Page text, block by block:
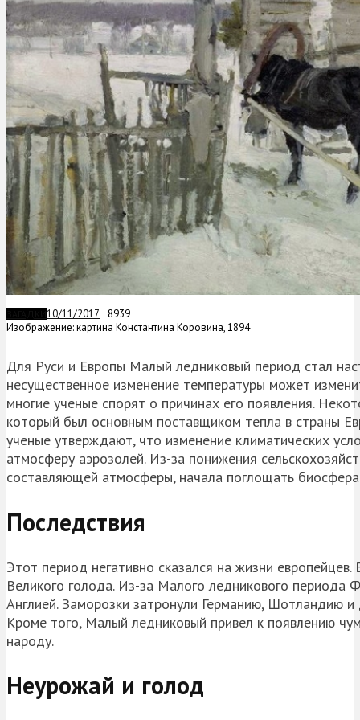
10/11/2017
8939
Изображение: картина Константина Коровина, 1894
Для Руси и Европы Малый ледниковый период стал
несущественное изменение температуры может
многие ученые спорят о причинах его появления.
который был основным поставщиком тепла в страны
ученые утверждают, что изменение климатических
атмосферу аэрозолей. Из-за понижения
составляющей атмосферы, начала поглощать
Последствия
Этот период негативно сказался на жизни
Великого голода. Из-за Малого ледникового периода
Англией. Заморозки затронули Германию, Шотландию и
Кроме того, Малый ледниковый привел к появлению
народу.
Неурожай и голод